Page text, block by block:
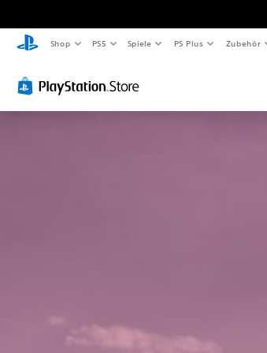
Shop PS5 Spiele PS Plus Zubehör